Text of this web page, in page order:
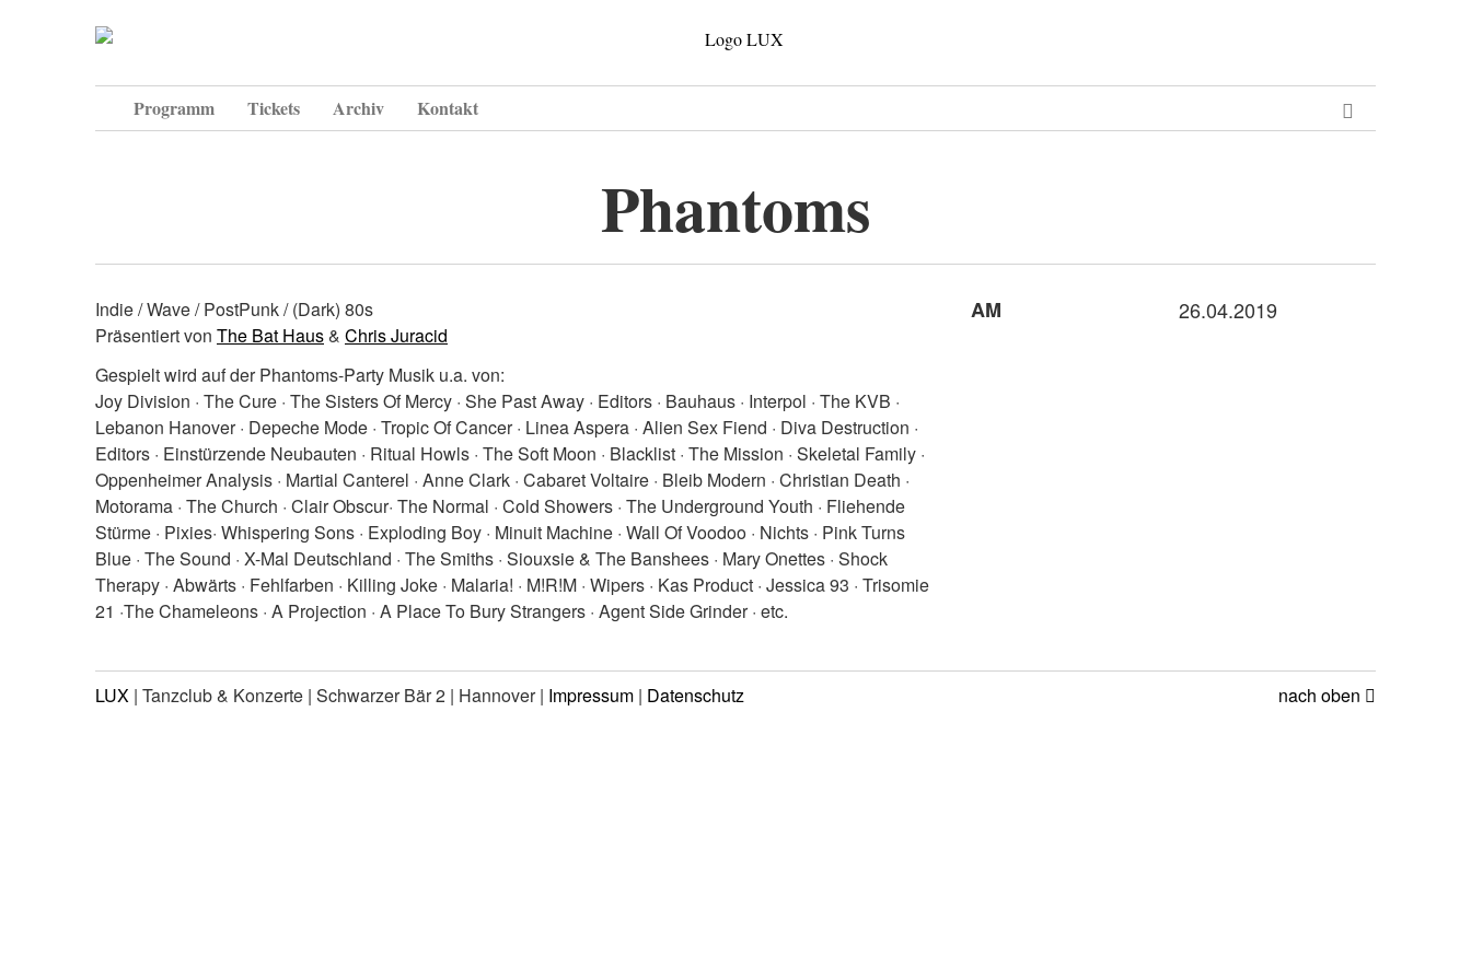
Programm Tickets Archiv Kontakt
Phantoms
Indie / Wave / PostPunk / (Dark) 80s
Präsentiert von The Bat Haus& Chris Juracid
Gespielt wird auf der Phantoms-Party Musik u.a. von:
Joy Division · The Cure · The Sisters Of Mercy · She Past Away · Editors · Bauhaus · Interpol · The KVB ·
Lebanon Hanover · Depeche Mode · Tropic Of Cancer · Linea Aspera · Alien Sex Fiend · Diva Destruction ·
Editors · Einstürzende Neubauten · Ritual Howls · The Soft Moon · Blacklist · The Mission · Skeletal Family ·
Oppenheimer Analysis · Martial Canterel · Anne Clark · Cabaret Voltaire · Bleib Modern · Christian Death ·
Motorama · The Church · Clair Obscur· The Normal · Cold Showers · The Underground Youth · Fliehende
Stürme · Pixies· Whispering Sons · Exploding Boy · Minuit Machine · Wall Of Voodoo · Nichts · Pink Turns
Blue · The Sound · X-Mal Deutschland · The Smiths · Siouxsie & The Banshees · Mary Onettes · Shock
Therapy · Abwärts · Fehlfarben · Killing Joke · Malaria! · M!R!M · Wipers · Kas Product · Jessica 93 · Trisomie
21 ·The Chameleons · A Projection · A Place To Bury Strangers · Agent Side Grinder · etc.
AM 26.04.2019
nach oben
LUX | Tanzclub & Konzerte | Schwarzer Bär 2 | Hannover | Impressum | Datenschutz